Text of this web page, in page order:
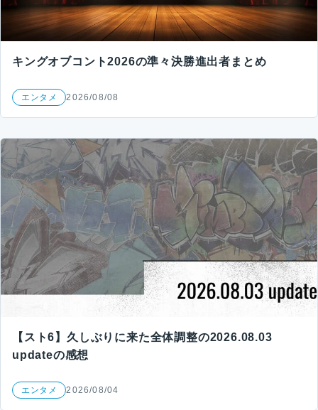
キングオブコント2026の準々決勝進出者まとめ
エンタメ 2026/08/08
【スト6】久しぶりに来た全体調整の2026.08.03
updateの感想
エンタメ 2026/08/04